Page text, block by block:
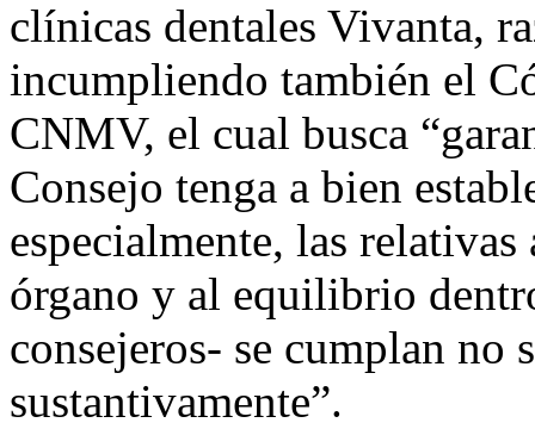
clínicas dentales Vivanta,
incumpliendo también el
CNMV, el cual busca
Consejo tenga a bien
especialmente, las
órgano y al equilibrio
consejeros- se cumplan
sustantivamente”.